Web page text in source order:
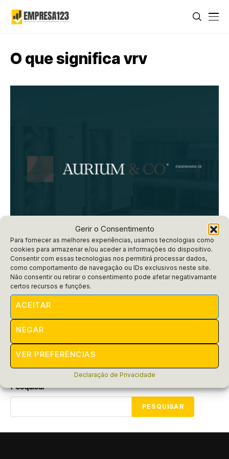
Gerir o Consentimento
Para fornecer as melhores experiências, usamos tecnologias como
cookies para armazenar e/ou aceder a informações do dispositivo.
Consentir com essas tecnologias nos permitirá processar dados,
como comportamento de navegação ou IDs exclusivos neste site.
Não consentir ou retirar o consentimento pode afetar negativamante
certos recursos e funções.
ACEITAR
NEGAR
VER PREFERÊNCIAS
Declaração de Privacidade
O que significa vrv
Empresas
Aurium: A Referência em
Climatização com Tecnologia
VRV/VRF
Descubra como fazer uma artigo para blog otimizado
falando sobre a empresa Aurium, referência em
climatização em VRV. Cuidado com o clima!
POR RAIFRAN MARÇO 14, 2025
Pesquisar
PESQUISAR